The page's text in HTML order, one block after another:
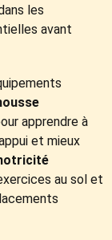
les
avant
apprendre à
et mieux
au sol et